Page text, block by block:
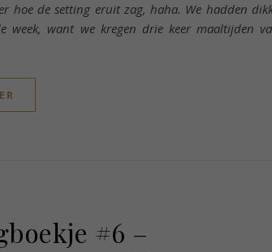
hoe de setting eruit zag, haha. We hadden
week, want we kregen drie keer maaltijden
#6 –